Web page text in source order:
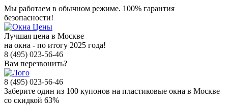
Мы работаем в обычном режиме. 100% гарантия
безопасности!
Лучшая цена в Москве
на окна - по итогу 2025 года!
8 (495) 023-56-46
Вам перезвонить?
8 (495) 023-56-46
Заберите один из 100 купонов на пластиковые окна в Москве
со скидкой 63%